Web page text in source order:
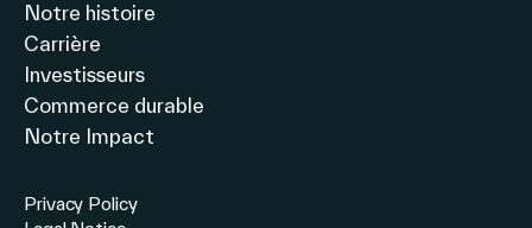
Notre histoire
Carrière
Investisseurs
Commerce durable
Notre Impact
Privacy Policy